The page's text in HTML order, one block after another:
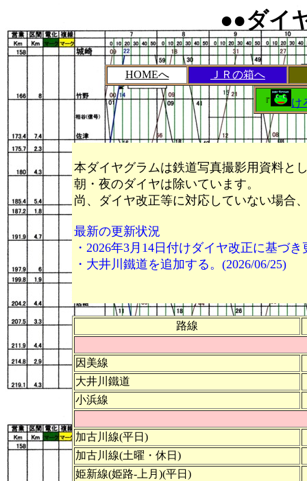
●●ダイ
HOMEへ ＪＲの箱へ
『 け
本ダイヤグラムは鉄道写真撮影用資料と
朝・夜のダイヤは除いています。
尚、ダイヤ改正等に対応していない場合
最新の更新状況
・2026年3月14日付けダイヤ改正に基づき
・大井川鐵道を追加する。(2026/06/25)
路線
因美線
大井川鐵道
小浜線
加古川線(平日)
加古川線(土曜・休日)
姫新線(姫路-上月)(平日)